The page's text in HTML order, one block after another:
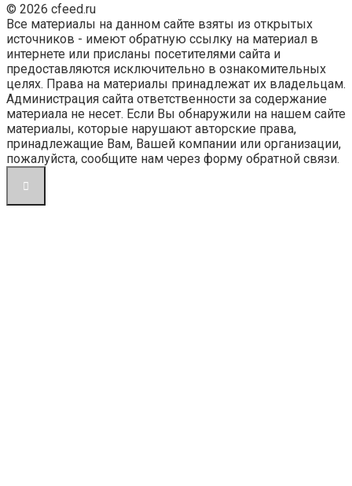
© 2026 cfeed.ru
Все материалы на данном сайте взяты из открытых
источников - имеют обратную ссылку на материал в
интернете или присланы посетителями сайта и
предоставляются исключительно в ознакомительных
целях. Права на материалы принадлежат их владельцам.
Администрация сайта ответственности за содержание
материала не несет. Если Вы обнаружили на нашем сайте
материалы, которые нарушают авторские права,
принадлежащие Вам, Вашей компании или организации,
пожалуйста, сообщите нам через форму обратной связи.